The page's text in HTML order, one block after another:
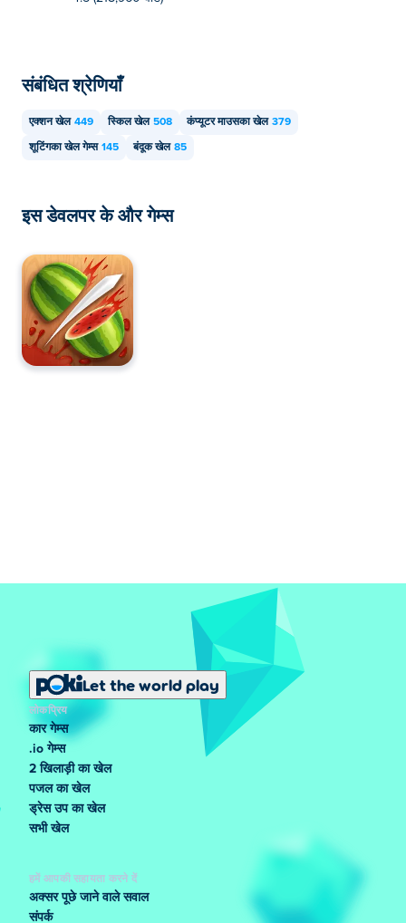
संबंधित श्रेणियाँ
एक्शन खेल 449 स्किल खेल 508 कंप्यूटर माउसका खेल 379
शूटिंगका खेल गेम्स 145 बंदूक खेल 85
इस डेवलपर के और गेम्स
Let the world play
लोकप्रिय
कार गेम्स
.io गेम्स
2 खिलाड़ी का खेल
पजल का खेल
ड्रेस उप का खेल
सभी खेल
हमें आपकी सहायता करने दें
अक्सर पूछे जाने वाले सवाल
संपर्क